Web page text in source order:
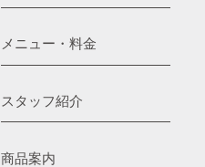
メニュー・料金
スタッフ紹介
商品案内